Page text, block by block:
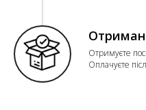
Отримуєте
Оплачуєте